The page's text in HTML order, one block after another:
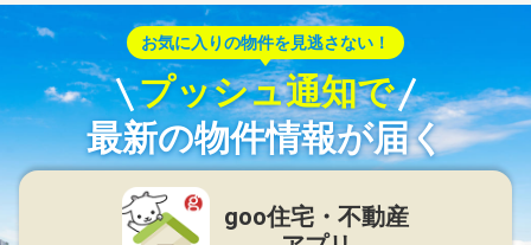
お気に入りの物件を見逃さない！
プッシュ通知で
最新の物件情報が届く
goo住宅・不動産